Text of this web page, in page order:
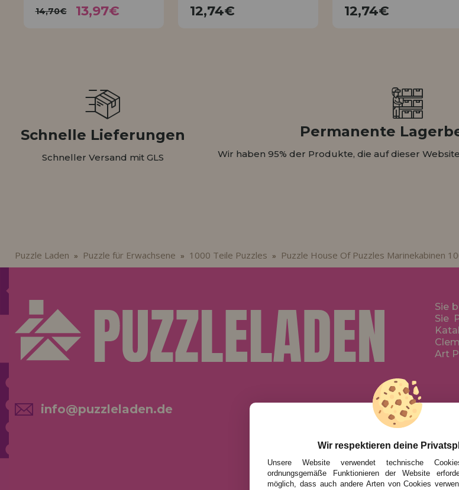
14,70€ 13,97€ 12,74€ 12,74€
Schnelle Lieferungen
Schneller Versand mit GLS
Permanente
Wir haben 95% der Produkte, die auf dieser
Puzzle Laden » Puzzle für Erwachsene » 1000 Teile Puzzles » Puzzle House Of Puzzles Marinekabinen
Sie
Sie
Art
info@puzzleladen.de
AKTIONEN UND ANGEBOTE
Wir respektieren deine
Unsere Website verwendet technische
ordnungsgemäße Funktionieren der Website
möglich, dass auch andere Arten von Cookies